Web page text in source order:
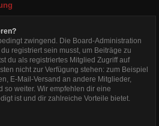
zwingend. Die Board-Administration
registriert sein musst, um Beiträge zu
du als registriertes Mitglied Zugriff auf
nicht zur Verfügung stehen: zum Beispiel
E-Mail-Versand an andere Mitglieder,
so weiter. Wir empfehlen dir eine
ist und dir zahlreiche Vorteile bietet.